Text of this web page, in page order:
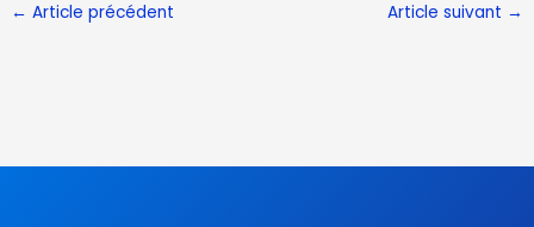
← Article précédent Article suivant →